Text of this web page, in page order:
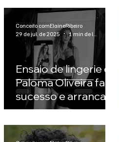
Ensaio de lingerie de
Paloma Oliveira faz
sucesso e arranca
elogios dos fãs
Conceito comElaineRibeiro
29 de jul. de 2025
1 min de leitura